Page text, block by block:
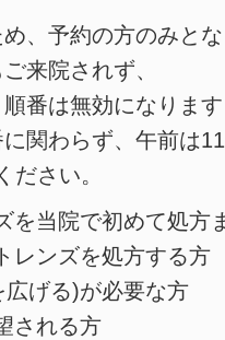
、予約の方のみと
来院されず、
番は無効になりま
関わらず、午前は
ださい。
を当院で初めて処方
レンズを処方する方
げる)が必要な方
される方